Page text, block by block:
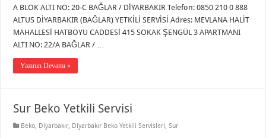
A BLOK ALTI NO: 20-C BAĞLAR / DİYARBAKIR Telefon: 0850 210 0 888
ALTUS DİYARBAKIR (BAĞLAR) YETKİLİ SERVİSİ Adres: MEVLANA HALİT
MAHALLESİ HATBOYU CADDESİ 415 SOKAK ŞENGÜL 3 APARTMANI
ALTI NO: 22/A BAĞLAR / …
Yazının Devamı »
Sur Beko Yetkili Servisi
Beko, Diyarbakır, Diyarbakır Beko Yetkili Servisleri,Sur